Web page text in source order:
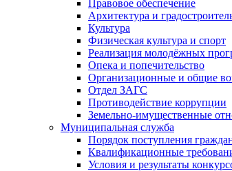
Правовое обеспечение
Архитектура и
Культура
Физическая культура и спорт
Реализация молодёжных
Опека и попечительство
Организационные и общие
Отдел ЗАГС
Противодействие коррупции
Земельно-имущественные
Муниципальная служба
Порядок поступления
Квалификационные
Условия и результаты